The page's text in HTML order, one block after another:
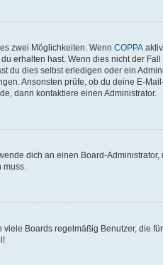
zwei Möglichkeiten. Wenn COPPA
erhalten hast. Wenn dies nicht der
du dies selbst erledigen oder ein
Ansonsten prüfe, ob du deine E-
dann kontaktiere einen Administrator.
dich an einen Board-
Boards regelmäßig Benutzer, die